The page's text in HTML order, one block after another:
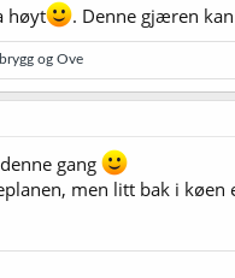
høyt . Denne gjæren
og Ove
gang
men litt bak i køen